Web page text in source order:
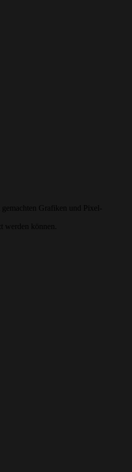
Grafiken und Pixel-
können.